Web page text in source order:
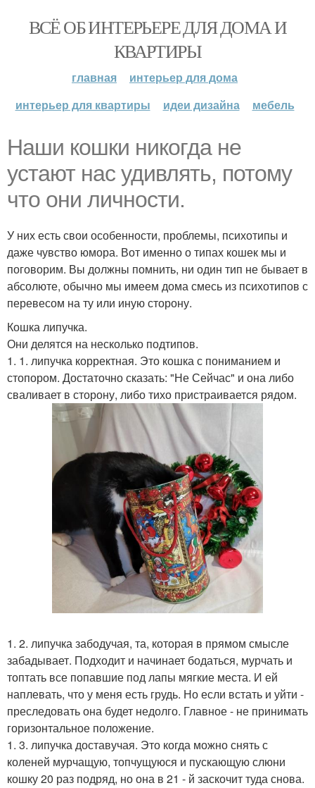
ВСЁ ОБ ИНТЕРЬЕРЕ ДЛЯ ДОМА И
КВАРТИРЫ
главная
интерьер для дома
интерьер для квартиры
идеи дизайна мебель
Наши кошки никогда не
устают нас удивлять, потому
что они личности.
У них есть свои особенности, проблемы, психотипы и
даже чувство юмора. Вот именно о типах кошек мы и
поговорим. Вы должны помнить, ни один тип не бывает в
абсолюте, обычно мы имеем дома смесь из психотипов с
перевесом на ту или иную сторону.
Кошка липучка.
Они делятся на несколько подтипов.
1. 1. липучка корректная. Это кошка с пониманием и
стопором. Достаточно сказать: "Не Сейчас" и она либо
сваливает в сторону, либо тихо пристраивается рядом.
1. 2. липучка забодучая, та, которая в прямом смысле
забадывает. Подходит и начинает бодаться, мурчать и
топтать все попавшие под лапы мягкие места. И ей
наплевать, что у меня есть грудь. Но если встать и уйти -
преследовать она будет недолго. Главное - не принимать
горизонтальное положение.
1. 3. липучка доставучая. Это когда можно снять с
коленей мурчащую, топчущуюся и пускающую слюни
кошку 20 раз подряд, но она в 21 - й заскочит туда снова.